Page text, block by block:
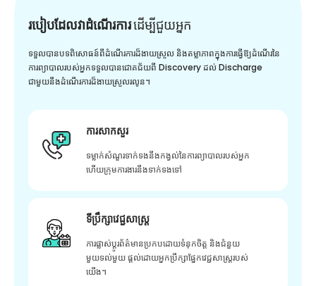
របៀបដែលវាដំណើរការដើម្បី​ជួយ​អ្នក
ទទួលបានបទពិសោធន៍ពីដំណើរការដ៏ងាយស្រួល និងតម្លាភាពក្នុងការធ្វើឱ្យដំណើរនៃ
ការព្យាបាលរបស់អ្នកទទួលបានជោគជ័យពី Discovery ដល់ Discharge
ជាមួយនឹងដំណើរការដ៏ងាយស្រួលរលូន។
ការសាកសួរ
ទម្លាក់សំណួរទាក់ទងនឹងកង្វល់នៃការព្យាបាលរបស់អ្នក
ហើយក្រុមការងារនឹងទាក់ទងទៅ
ទីប្រឹក្សាវេជ្ជសាស្ត្រ
ការផ្លាស់ប្តូរព័ត៌មានប្រកបដោយទំនុកចិត្ត និងជំនួយ
មួយទល់មួយ ផ្តល់ដោយអ្នកប្រឹក្សាផ្នែកវេជ្ជសាស្រ្តរបស់
យើង។